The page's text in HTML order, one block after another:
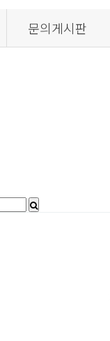
문의게시판